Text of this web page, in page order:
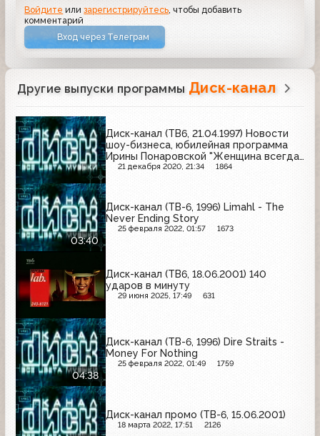
Войдите илизарегистрируйтесь, чтобы добавить
комментарий
Вход через Телеграм
Другие выпуски программы Диск-канал
Диск-канал (ТВ6, 21.04.1997) Новости
шоу-бизнеса, юбилейная программа
Ирины Понаровской "Женщина всегда
права", обзор прессы
21 декабря 2020, 21:34 1864
03:40
Диск-канал (ТВ-6, 1996) Limahl - The
Never Ending Story
25 февраля 2022, 01:57 1673
Диск-канал (ТВ6, 18.06.2001) 140
ударов в минуту
29 июня 2025, 17:49 631
04:38
Диск-канал (ТВ-6, 1996) Dire Straits -
Money For Nothing
25 февраля 2022, 01:49 1759
Диск-канал промо (ТВ-6, 15.06.2001)
18 марта 2022, 17:51 2126